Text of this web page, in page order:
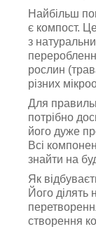
Найбільш
є компост.
з
рослин
різних
Для
потрібно
його дуже
Всі
знайти на
Як
Його ділять
створення